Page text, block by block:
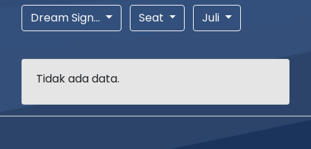
Dream Sign... Seat Juli
Tidak ada data.